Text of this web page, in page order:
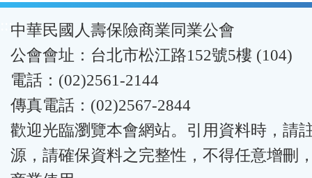
:::中華民國人壽保險商業同業公會
公會會址：台北市松江路152號5樓 (104)
電話：(02)2561-2144
傳真電話：(02)2567-2844
歡迎光臨瀏覽本會網站。引用資料時，請
源，請確保資料之完整性，不得任意增刪